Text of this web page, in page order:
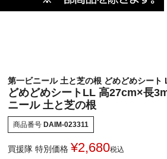
第一ビニール 土と芝の根 どめどめシート
どめどめシートLL 高27cm×長
ニール 土と芝の根
商品番号 DAIM-023311
買援隊 特別価格 ¥2,680税込